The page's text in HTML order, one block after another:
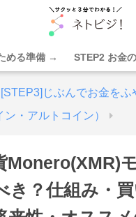
める準備 → STEP2 お金
[STEP3]じぶんでお金をふ
ン・アルトコイン）
Monero(XMR)
き？仕組み・